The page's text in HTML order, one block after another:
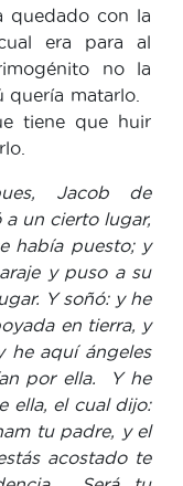
quedado con la
era para al
no la
quería matarlo.
tiene que huir
Jacob de
a un cierto lugar,
había puesto; y
y puso a su
Y soñó: y he
en tierra, y
he aquí ángeles
por ella. Y he
ella, el cual dijo:
tu padre, y el
acostado te